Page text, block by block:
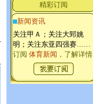
精彩订阅
新闻资讯
关注甲Ａ；关注大郅姚
明；关注东亚四强赛……
订阅 体育新闻 ，了解详情